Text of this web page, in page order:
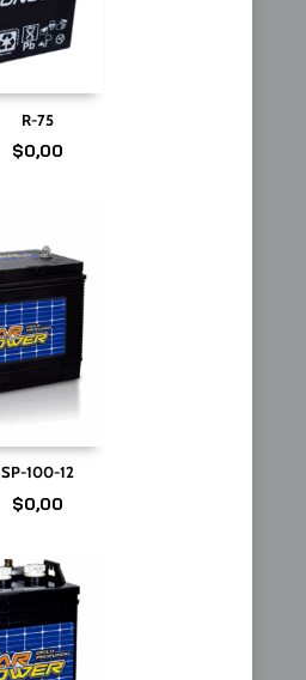
R-75
$0,00
SP-100-12
$0,00